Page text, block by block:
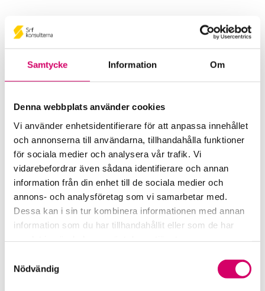
Samtycke Information Om
Denna webbplats använder cookies
Vi använder enhetsidentifierare för att anpassa innehållet
och annonserna till användarna, tillhandahålla funktioner
för sociala medier och analysera vår trafik. Vi
vidarebefordrar även sådana identifierare och annan
information från din enhet till de sociala medier och
annons- och analysföretag som vi samarbetar med.
Dessa kan i sin tur kombinera informationen med annan
information som du har tillhandahållit eller som de har
Nödvändig
Vitec Samfundssystem AB
Stockholm
Telefon
08-505 219 37
Mobiltelefon
076-836 97 07
Skicka e-post